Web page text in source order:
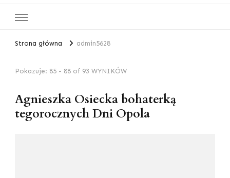
Strona główna admin5628
Pokazuje: 85 - 88 of 93 WYNIKÓW
Agnieszka Osiecka bohaterką
tegorocznych Dni Opola